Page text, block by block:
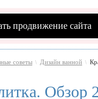
продвижение сайта
советы \ Дизайн ванной \
Обзор